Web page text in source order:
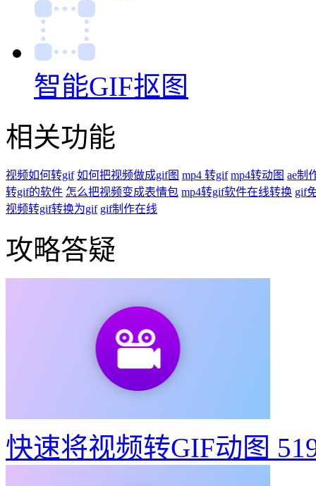
智能GIF抠图
相关功能
视频如何转gif 如何把视频做成gif图 mp4 转gif mp4转动图 ae制
转gif的软件 怎么把视频变成表情包 mp4转gif软件在线转换 gif
视频转gif转换为gif gif制作在线
攻略答疑
快速将视频转GIF动图